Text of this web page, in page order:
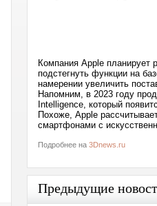
Компания Apple планирует
подстегнуть функции на
намерении увеличить
Напомним, в 2023 году
Intelligence, который
Похоже, Apple
смартфонами с
Подробнее на 3Dnews.ru
Предыдущие